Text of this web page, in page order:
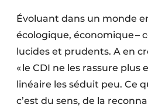
Évoluant dans un monde
écologique, économique –
lucides et prudents. A en
« le CDI ne les rassure plus
linéaire les séduit peu. Ce
c’est du sens, de la